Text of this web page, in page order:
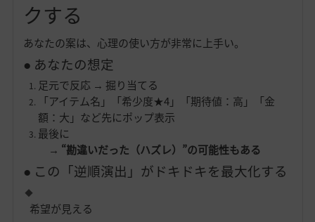
クする
あなたの案は、心理の使い方が非常に上手い。
● あなたの想定
足元で反応 → 掘り当てる
「アイテム名」「希少度★4」「期待値：高」「金
額：大」など先にポップ表示
最後に
→ “勘違いだった（ハズレ）”の可能性もある
● この「逆順演出」がドキドキを最大化する
希望が見える